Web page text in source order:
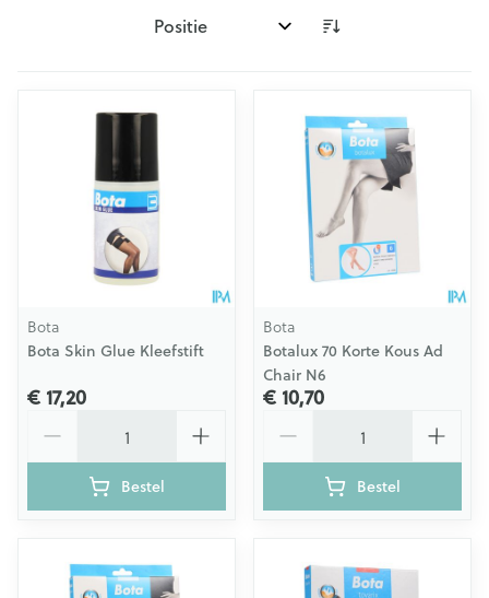
Sorteer op:
Bota
Bota Skin Glue Kleefstift
€ 17,20
Bestel
Bota
Botalux 70 Korte Kous Ad
Chair N6
€ 10,70
Bestel